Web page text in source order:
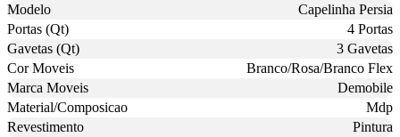
Modelo
Capelinha Persia
Portas (Qt)
4 Portas
Gavetas (Qt)
3 Gavetas
Cor Moveis
Branco/Rosa/Branco Flex
Marca Moveis
Demobile
Material/Composicao
Mdp
Revestimento
Pintura